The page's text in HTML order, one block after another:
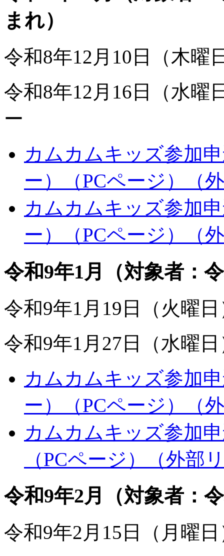
まれ）
令和8年12月10日（木曜
令和8年12月16日（水曜
ー
カムカムキッズ参加
ー）（PCページ）
（
カムカムキッズ参加
ー）（PCページ）
（
令和9年1月（対象者：
令和9年1月19日（火曜
令和9年1月27日（水曜
カムカムキッズ参加
ー）（PCページ）
（
カムカムキッズ参加
（PCページ）
（外部
令和9年2月（対象者：
令和9年2月15日（月曜